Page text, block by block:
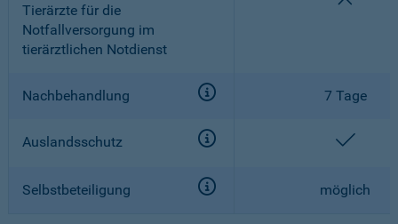
Tierärzte für die
Notfallversorgung im
tierärztlichen Notdienst
Nachbehandlung 7 Tage
Auslandsschutz
Selbstbeteiligung möglich